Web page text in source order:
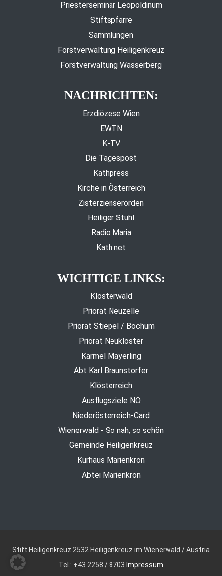
Priesterseminar Leopoldinum
Stiftspfarre
Sammlungen
Forstverwaltung Heiligenkreuz
Forstverwaltung Wasserberg
NACHRICHTEN:
Erzdiözese Wien
EWTN
K-TV
Die Tagespost
Kathpress
Kirche in Österreich
Zisterzienserorden
Heiliger Stuhl
Radio Maria
Kath.net
WICHTIGE LINKS:
Klosterwald
Priorat Neuzelle
Priorat Stiepel / Bochum
Priorat Neukloster
Karmel Mayerling
Abt Karl Braunstorfer
Klösterreich
Ausflugsziele NÖ
Niederösterreich-Card
Wienerwald - So nah, so schön
Gemeinde Heiligenkreuz
Kurhaus Marienkron
Abtei Marienkron
Stift Heiligenkreuz 2532 Heiligenkreuz im Wienerwald / Austria
Tel.: +43 2258 / 8703 Impressum